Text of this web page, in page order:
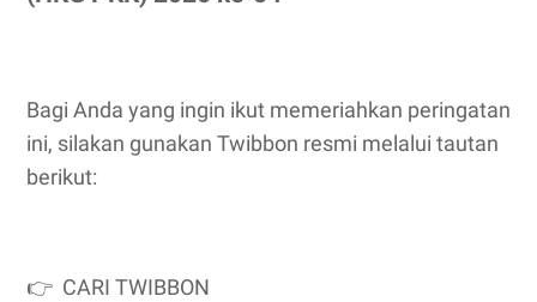
Bagi Anda yang ingin ikut memeriahkan peringatan
ini, silakan gunakan Twibbon resmi melalui tautan
berikut:
👉 CARI TWIBBON